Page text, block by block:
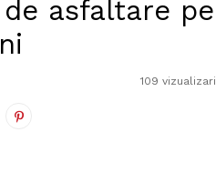
asfaltare pe
109 vizualizari